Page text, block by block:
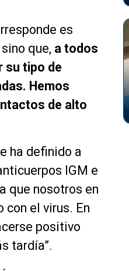
es
sino que, a todos
su tipo de
Hemos
de alto
ha definido a
IGM e
que nosotros en
el virus. En
positivo
tardía”.